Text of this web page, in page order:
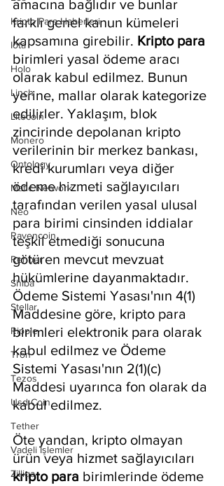
Kripto Para Haberleri
Iota
Holo
Linch
Litecoin
Monero
Ontology
Matic Network
Neo
Ravencoin
Rehber
Shiba
Stellar
Ripple
Tron
Tezos
Usd Coin
Tether
Vadeli İşlemler
Zilliqa
amacına bağlıdır ve bunlar
farklı genel kanun kümeleri
kapsamına girebilir. Kripto para
birimleri yasal ödeme aracı
olarak kabul edilmez. Bunun
yerine, mallar olarak kategorize
edilirler. Yaklaşım, blok
zincirinde depolanan kripto
verilerinin bir merkez bankası,
kredi kurumları veya diğer
ödeme hizmeti sağlayıcıları
tarafından verilen yasal ulusal
para birimi cinsinden iddialar
teşkil etmediği sonucuna
götüren mevcut mevzuat
hükümlerine dayanmaktadır.
Ödeme Sistemi Yasası'nın 4(1)
Maddesine göre, kripto para
birimleri elektronik para olarak
kabul edilmez ve Ödeme
Sistemi Yasası'nın 2(1)(c)
Maddesi uyarınca fon olarak da
kabul edilmez.
Öte yandan, kripto olmayan
ürün veya hizmet sağlayıcıları
kripto para birimlerinde ödeme